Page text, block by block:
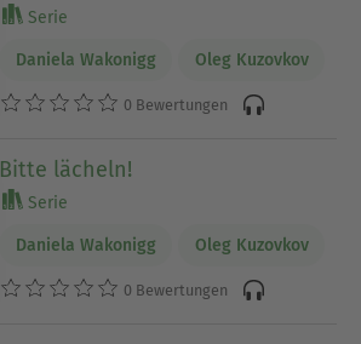
Serie
Daniela Wakonigg Oleg Kuzovkov
0 Bewertungen
Bitte lächeln!
Serie
Daniela Wakonigg Oleg Kuzovkov
0 Bewertungen